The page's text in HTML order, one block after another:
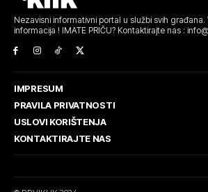
Nezavisni informativni portal u službi svih građana.
informacija ! IMATE PRIČU? Kontaktirajte nas :
IMPRESUM
PRAVILA PRIVATNOSTI
USLOVI KORIŠTENJA
KONTAKTIRAJTE NAS